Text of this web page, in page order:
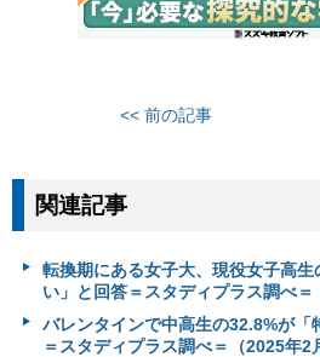
<< 前の記事
関連記事
転換期にある女子大、現役女子高
い」と回答＝スタディプラス調べ＝
バレンタインで中高生の32.8%が「
＝スタディプラス調べ＝（2025年2